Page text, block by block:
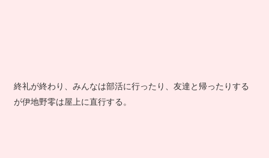
終礼が終わり、みんなは部活に行ったり、友達と帰ったりする
が伊地野零は屋上に直行する。